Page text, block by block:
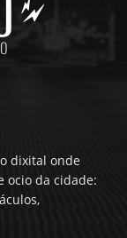
dixital onde
ocio da cidade: